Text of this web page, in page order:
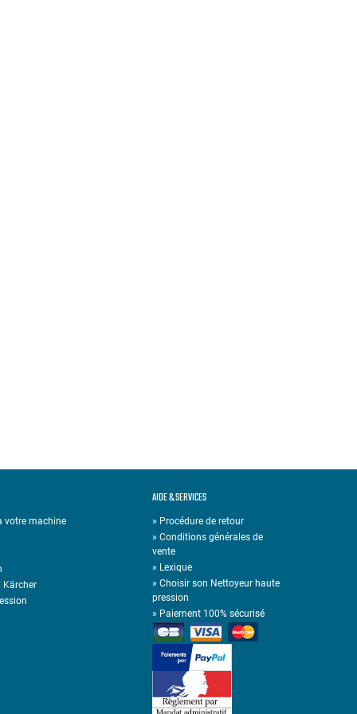
votre machine
Kärcher
AIDE & SERVICES
» Procédure de retour
» Conditions générales de
vente
» Lexique
» Choisir son Nettoyeur haute
pression
» Paiement 100% sécurisé